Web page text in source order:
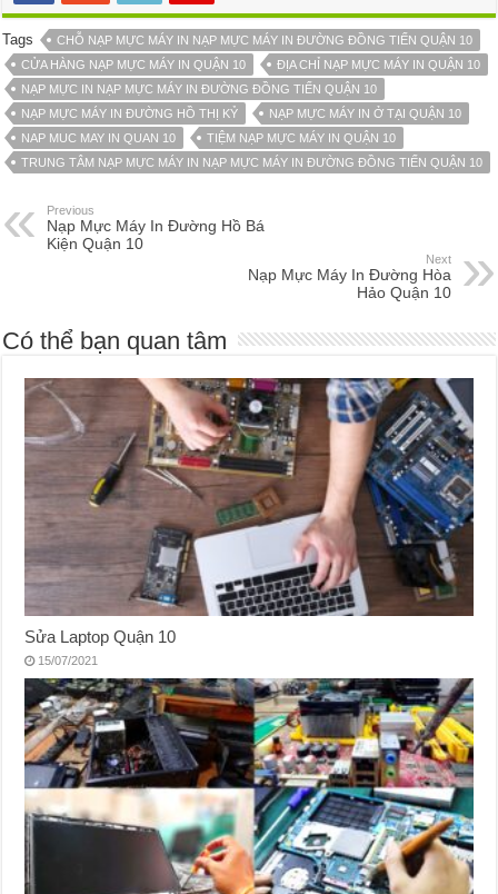
Tags
CHỖ NẠP MỰC MÁY IN NẠP MỰC MÁY IN ĐƯỜNG ĐỒNG TIẾN QUẬN 10
CỬA HÀNG NẠP MỰC MÁY IN QUẬN 10
ĐỊA CHỈ NẠP MỰC MÁY IN QUẬN 10
NẠP MỰC IN NẠP MỰC MÁY IN ĐƯỜNG ĐỒNG TIẾN QUẬN 10
NẠP MỰC MÁY IN ĐƯỜNG HỒ THỊ KỶ
NẠP MỰC MÁY IN Ở TẠI QUẬN 10
NAP MUC MAY IN QUAN 10
TIỆM NẠP MỰC MÁY IN QUẬN 10
TRUNG TÂM NẠP MỰC MÁY IN NẠP MỰC MÁY IN ĐƯỜNG ĐỒNG TIẾN QUẬN 10
Previous
Nạp Mực Máy In Đường Hồ Bá
Kiện Quận 10
Next
Nạp Mực Máy In Đường Hòa
Hảo Quận 10
Có thể bạn quan tâm
Sửa Laptop Quận 10
15/07/2021